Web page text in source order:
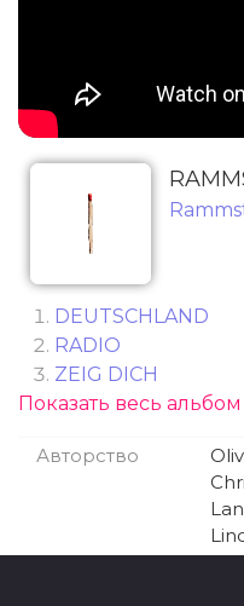
DEUTSCHLAND
RADIO
ZEIG DICH
AUSLÄNDER
PUPPE
Показать весь альбом
Авторство